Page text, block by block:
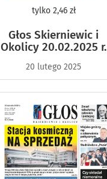
tylko2,46 zł
Głos Skierniewic i
Okolicy 20.02.2025 r.
20 lutego 2025